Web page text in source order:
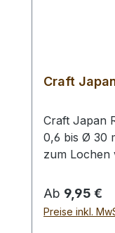
Craft
Craft Japan
0,6 bis Ø 30
zum Lochen
durch Ihre
geringen
Lochpfeife
Regulärer
Ab 9,95 €
Preise inkl.